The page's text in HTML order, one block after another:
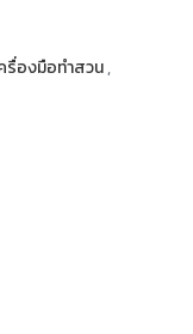
รื่องมือทำสวน,